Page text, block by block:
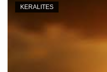
KERALITES